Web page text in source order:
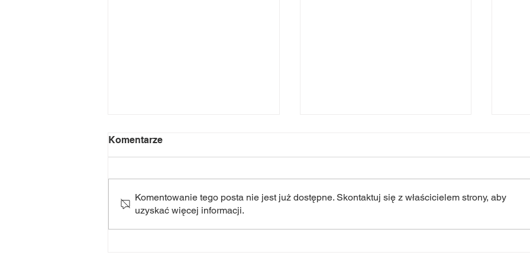
NOC Świętojańska 2k26
XXXVI Ogólnopolski
Komentarze
Komentowanie tego posta nie jest już dostępne. Skontaktuj się z właścicielem strony, aby
uzyskać więcej informacji.